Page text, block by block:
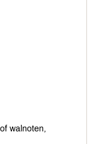
walnoten,